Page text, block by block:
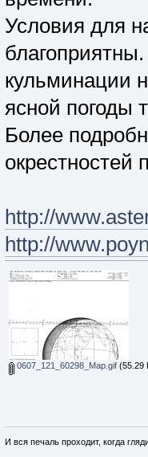
Условия для
кульминации
ясной погоды
Более
окрестностей
http://
http://
0607_121_60298_Map.gif(55.29
И вся печаль проходит, когда